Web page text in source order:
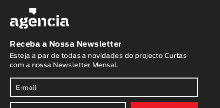
Receba a Nossa Newsletter
Esteja a par de todas a novidades do projecto Curtas
com a nossa Newsletter Mensal.